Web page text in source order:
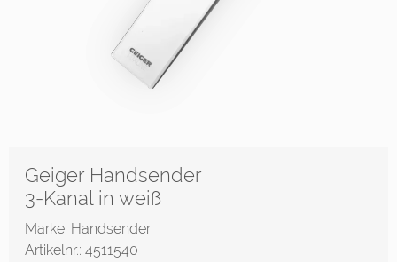
Geiger Handsender
3-Kanal in weiß
Marke: Handsender
Artikelnr.: 4511540